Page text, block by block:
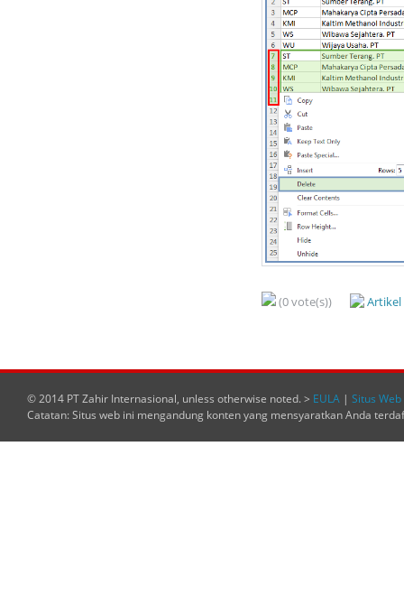
(0 vote(s))
© 2014 PT Zahir Internasional, unless otherwise noted. > EULA | Situs
Catatan: Situs web ini mengandung konten yang mensyaratkan Anda